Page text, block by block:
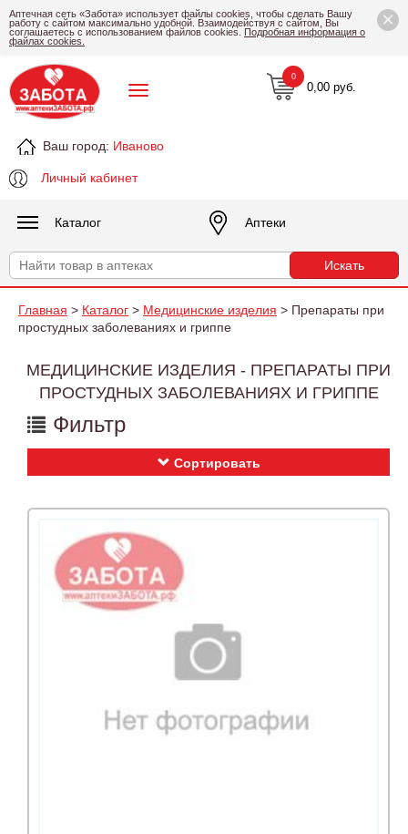
×
Аптечная сеть «Забота» использует файлы cookies, чтобы сделать Вашу
работу с сайтом максимально удобной. Взаимодействуя с сайтом, Вы
соглашаетесь с использованием файлов cookies. Подробная информация о
файлах cookies.
Ваш город: Иваново
Личный кабинет
0,00 руб.
0
Каталог Аптеки
Главная > Каталог > Медицинские изделия > Препараты при
простудных заболеваниях и гриппе
МЕДИЦИНСКИЕ ИЗДЕЛИЯ - ПРЕПАРАТЫ ПРИ
ПРОСТУДНЫХ ЗАБОЛЕВАНИЯХ И ГРИППЕ
Фильтр
Сортировать